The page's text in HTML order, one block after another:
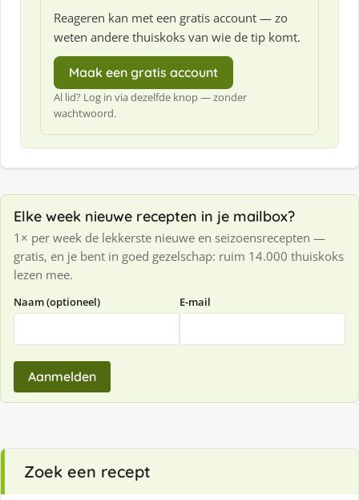
Reageren kan met een gratis account — zo
weten andere thuiskoks van wie de tip komt.
Maak een gratis account
Al lid? Log in via dezelfde knop — zonder
wachtwoord.
Elke week nieuwe recepten in je mailbox?
1× per week de lekkerste nieuwe en seizoensrecepten —
gratis, en je bent in goed gezelschap: ruim 14.000 thuiskoks
lezen mee.
Naam (optioneel) E-mail
Aanmelden
Zoek een recept